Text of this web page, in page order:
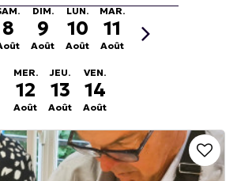
8
DIM.
9
Août
LUN.
10
Août
MAR.
11
Août
MER.
12
Août
JEU.
13
Août
VEN.
14
Août